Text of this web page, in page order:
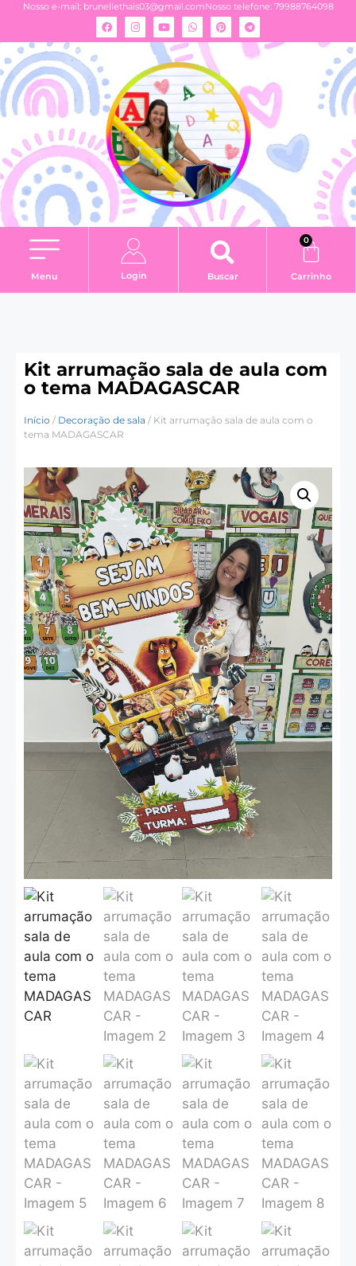
Nosso e-mail: brunellethais03@gmail.comNosso telefone: 79988764098
Menu Login Buscar
0
Carrinho
Kit arrumação sala de aula com
o tema MADAGASCAR
Início / Decoração de sala / Kit arrumação sala de aula com o
tema MADAGASCAR